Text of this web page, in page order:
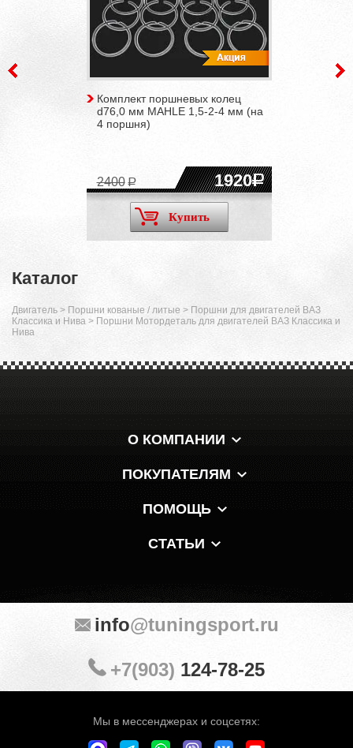
Комплект поршневых колец
d76,0 мм MAHLE 1,5-2-4 мм (на
4 поршня)
1920
2400
Купить
Каталог
Двигатель > Поршни кованые / литые > Поршни для двигателей ВАЗ
Классика и Нива > Поршни Мотордеталь для двигателей ВАЗ Классика и
Нива
О КОМПАНИИ
ПОКУПАТЕЛЯМ
ПОМОЩЬ
СТАТЬИ
Мы в мессенджерах и соцсетях:
info@tuningsport.ru
+7(903) 124-78-25